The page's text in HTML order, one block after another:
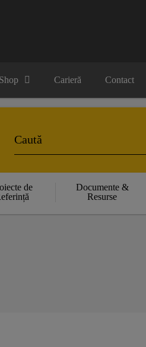
Carieră Contact
de
Documente &
Resurse